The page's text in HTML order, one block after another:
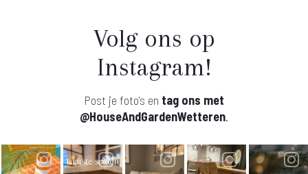
Volg ons op
Instagram!
Post je foto's en tag ons met
@HouseAndGardenWetteren.